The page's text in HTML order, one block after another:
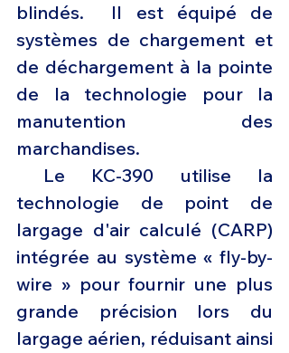
blindés.
Il est équipé de
systèmes de chargement et
de déchargement à la pointe
de la technologie pour la
manutention des
marchandises.
Le KC-390 utilise la
technologie de point de
largage d'air calculé (CARP)
intégrée au système « fly-by-
wire » pour fournir une plus
grande précision lors du
largage aérien, réduisant ainsi